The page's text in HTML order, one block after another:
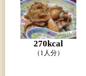
270kcal
（1人分）